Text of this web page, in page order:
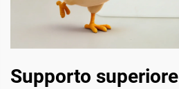
Supporto superiore